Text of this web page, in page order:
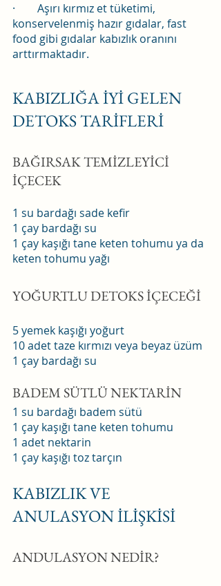
·        Aşırı kırmız et tüketimi,
konservelenmiş hazır gıdalar, fast
food gibi gıdalar kabızlık oranını
arttırmaktadır.
KABIZLIĞA İYİ GELEN
DETOKS TARİFLERİ
BAĞIRSAK TEMİZLEYİCİ
İÇECEK
1 su bardağı sade kefir
1 çay bardağı su
1 çay kaşığı tane keten tohumu ya da
keten tohumu yağı
YOĞURTLU DETOKS İÇECEĞİ
5 yemek kaşığı yoğurt
10 adet taze kırmızı veya beyaz üzüm
1 çay bardağı su
BADEM SÜTLÜ NEKTARİN
1 su bardağı badem sütü
1 çay kaşığı tane keten tohumu
1 adet nektarin
1 çay kaşığı toz tarçın
KABIZLIK VE
ANULASYON İLİŞKİSİ
ANDULASYON NEDİR?